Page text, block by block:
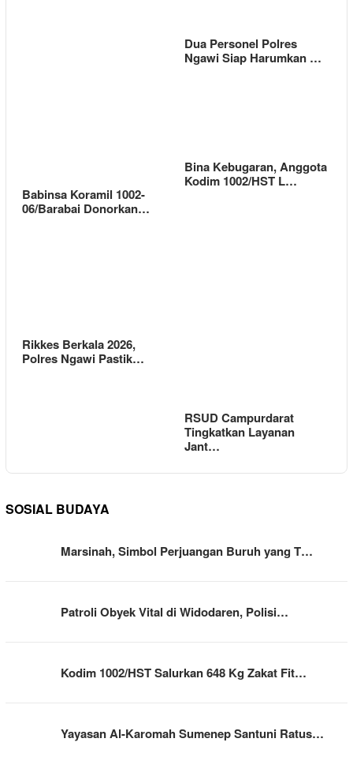
Dua Personel Polres
Ngawi Siap Harumkan …
Babinsa Koramil 1002-
06/Barabai Donorkan…
Bina Kebugaran, Anggota
Kodim 1002/HST L…
Rikkes Berkala 2026,
Polres Ngawi Pastik…
RSUD Campurdarat
Tingkatkan Layanan
Jant…
SOSIAL BUDAYA
Marsinah, Simbol Perjuangan Buruh yang T…
Patroli Obyek Vital di Widodaren, Polisi…
Kodim 1002/HST Salurkan 648 Kg Zakat Fit…
Yayasan Al-Karomah Sumenep Santuni Ratus…